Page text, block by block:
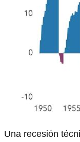
Una recesión